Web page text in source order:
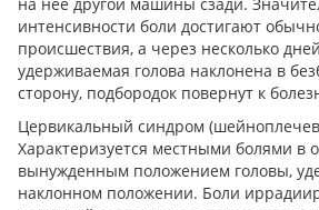
интенсивности боли достигают
происшествия, а через несколько
удерживаемая голова наклонена в
сторону, подбородок повернут к
Цервикальный синдром
Характеризуется местными болями в
вынужденным положением головы,
наклонном положении. Боли